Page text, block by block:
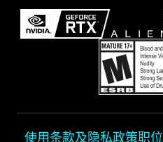
使用条款及隐私政策职位